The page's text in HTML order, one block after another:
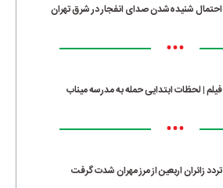
احتمال شنیده‌شدن صدای انفجار در شرق تهران
•••
فیلم | لحظات ابتدایی حمله به مدرسه میناب
•••
تردد زائران اربعین از مرز مهران شدت گرفت